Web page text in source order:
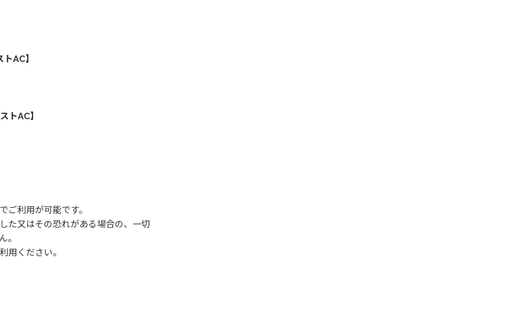
AC】
トAC】
利用が可能です。
た又はその恐れがある場合の、一切
。
用ください。